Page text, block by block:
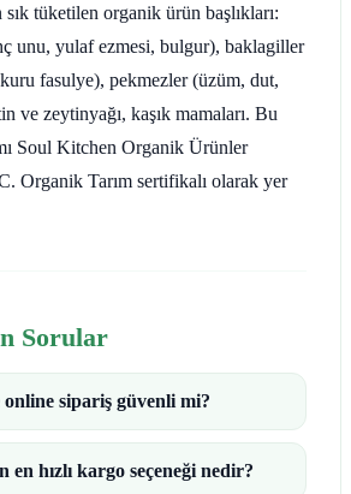
tüketilen organik ürün başlıkları:
unu, yulaf ezmesi, bulgur), baklagiller
fasulye), pekmezler (üzüm, dut,
ve zeytinyağı, kaşık mamaları. Bu
Soul Kitchen Organik Ürünler
Organik Tarım sertifikalı olarak yer
Sorular
sipariş güvenli mi?
en hızlı kargo seçeneği nedir?